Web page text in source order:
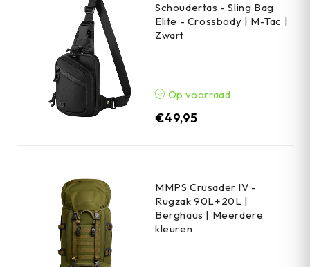
Schoudertas - Sling Bag
Elite - Crossbody | M-Tac |
Zwart
Op voorraad
€49,95
MMPS Crusader IV -
Rugzak 90L+20L |
Berghaus | Meerdere
kleuren